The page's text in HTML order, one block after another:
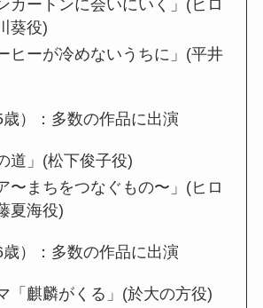
カートンに会いにいく」(ヒロ
葵役)
ヒーが冷めないうちに」(平井
歳）：多数の作品に出演
道」(松下俊子役)
〜まちをつなぐもの〜」(ヒロ
夏海役)
歳）：多数の作品に出演
「麒麟がくる」(於大の方役)